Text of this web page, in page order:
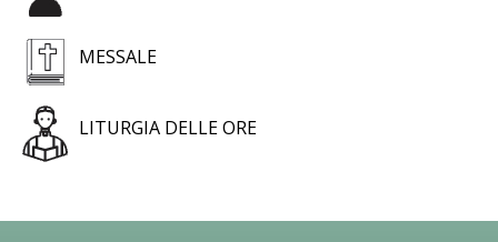
MESSALE
LITURGIA DELLE ORE